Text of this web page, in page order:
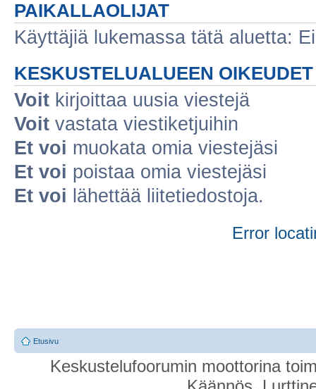
PAIKALLAOLIJAT
Käyttäjiä lukemassa tätä aluetta:
KESKUSTELUALUEEN OIKEUDET
Voit kirjoittaa uusia viestejä
Voit vastata viestiketjuihin
Et voi muokata omia viestejäsi
Et voi poistaa omia viestejäsi
Et voi lähettää liitetiedostoja.
Error
Etusivu
Keskustelufoorumin moottorina